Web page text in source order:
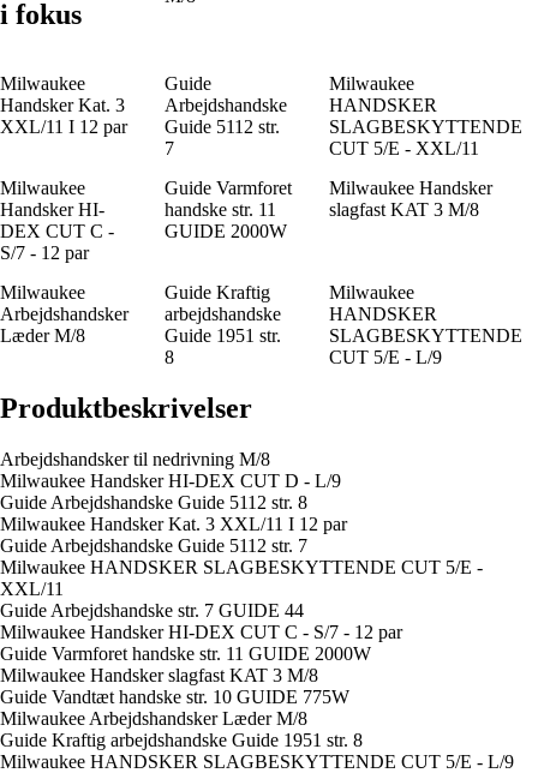
i fokus
Milwaukee
Handsker Kat. 3
XXL/11 I 12 par
Guide
Arbejdshandske
Guide 5112 str.
7
Milwaukee
HANDSKER
SLAGBESKYTTENDE
CUT 5/E - XXL/11
Milwaukee
Handsker HI-
DEX CUT C -
S/7 - 12 par
Guide Varmforet
handske str. 11
GUIDE 2000W
Milwaukee Handsker
slagfast KAT 3 M/8
Milwaukee
Arbejdshandsker
Læder M/8
Guide Kraftig
arbejdshandske
Guide 1951 str.
8
Milwaukee
HANDSKER
SLAGBESKYTTENDE
CUT 5/E - L/9
Produktbeskrivelser
Arbejdshandsker til nedrivning M/8
Milwaukee Handsker HI-DEX CUT D - L/9
Guide Arbejdshandske Guide 5112 str. 8
Milwaukee Handsker Kat. 3 XXL/11 I 12 par
Guide Arbejdshandske Guide 5112 str. 7
Milwaukee HANDSKER SLAGBESKYTTENDE CUT 5/E -
XXL/11
Guide Arbejdshandske str. 7 GUIDE 44
Milwaukee Handsker HI-DEX CUT C - S/7 - 12 par
Guide Varmforet handske str. 11 GUIDE 2000W
Milwaukee Handsker slagfast KAT 3 M/8
Guide Vandtæt handske str. 10 GUIDE 775W
Milwaukee Arbejdshandsker Læder M/8
Guide Kraftig arbejdshandske Guide 1951 str. 8
Milwaukee HANDSKER SLAGBESKYTTENDE CUT 5/E - L/9